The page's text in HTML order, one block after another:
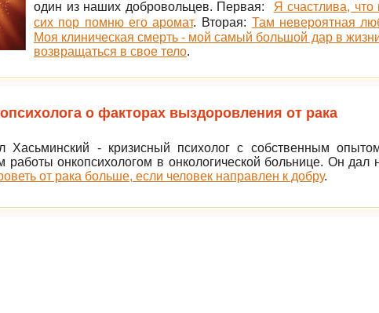
один из наших добровольцев. Первая: Я счастлива,
сих пор помню его аромат. Вторая: Там невероятная
Моя клиническая смерть - мой самый большой дар в
возвращаться в свое тело.
о факторах выздоровления от рака
Хасьминский - кризисный психолог с собственным
работы онкопсихологом в онкологической больнице. Он дал
от рака больше, если человек направлен к добру.